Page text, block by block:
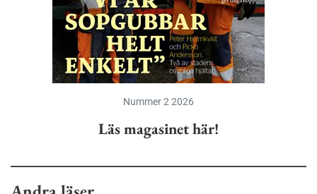
Nummer 2 2026
Läs magasinet här!